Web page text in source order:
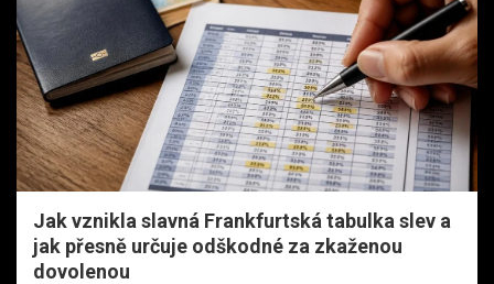
Jak vznikla slavná Frankfurtská tabulka slev a
jak přesně určuje odškodné za zkaženou
dovolenou